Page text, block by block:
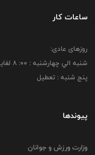
ساعات کار
روزهای عادی:
شنبه الي چهارشنبه : 00: 8 لغايت 16:00
پنج شنبه : تعطیل
پیوندها
وزارت ورزش و جوانان